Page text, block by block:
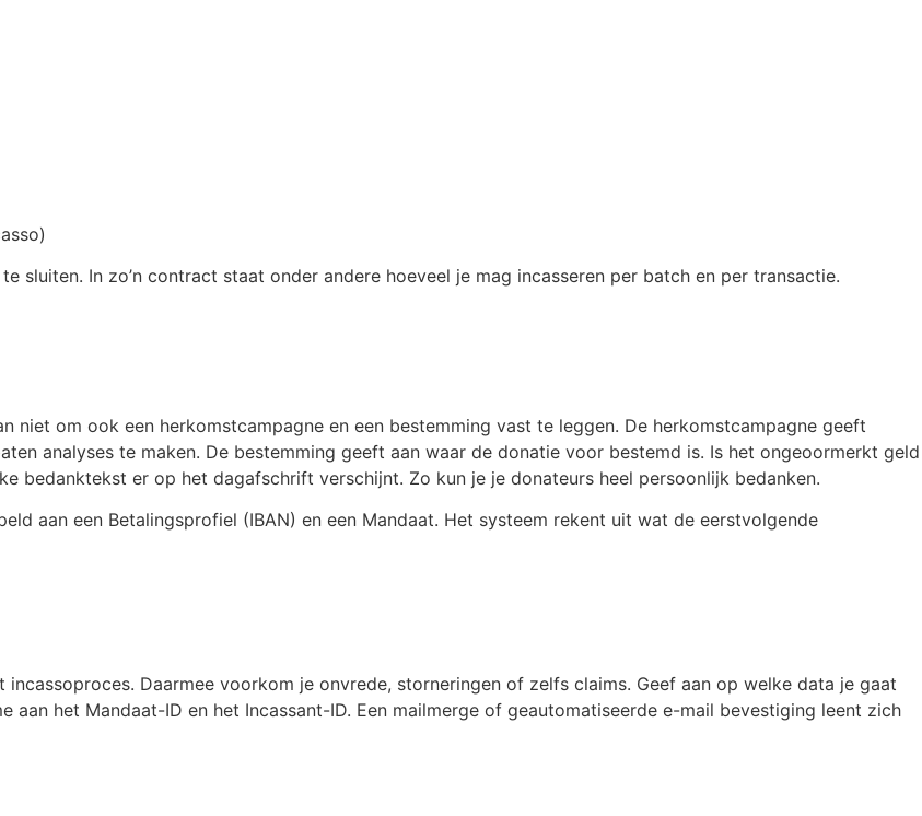
sluiten. In zo’n contract staat onder andere hoeveel je mag incasseren per batch en per transactie.
niet om ook een herkomstcampagne en een bestemming vast te leggen. De herkomstcampagne geeft
analyses te maken. De bestemming geeft aan waar de donatie voor bestemd is. Is het ongeoormerkt geld
bedanktekst er op het dagafschrift verschijnt. Zo kun je je donateurs heel persoonlijk bedanken.
aan een Betalingsprofiel (IBAN) en een Mandaat. Het systeem rekent uit wat de eerstvolgende
Daarmee voorkom je onvrede, storneringen of zelfs claims. Geef aan op welke data je gaat
aan het Mandaat-ID en het Incassant-ID. Een mailmerge of geautomatiseerde e-mail bevestiging leent zich